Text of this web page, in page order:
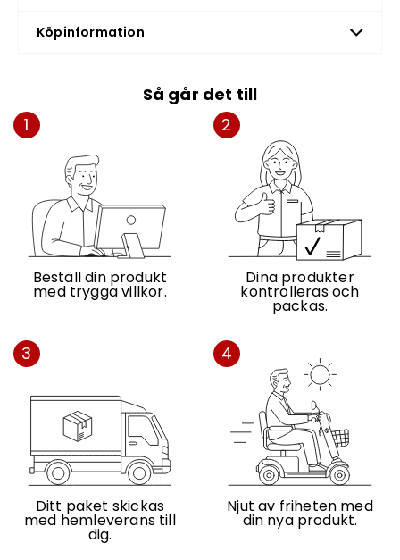
Köpinformation
Så går det till
1
Beställ din produkt
med trygga villkor.
2
Dina produkter
kontrolleras och
packas.
3
Ditt paket skickas
med hemleverans till
dig.
4
Njut av friheten med
din nya produkt.